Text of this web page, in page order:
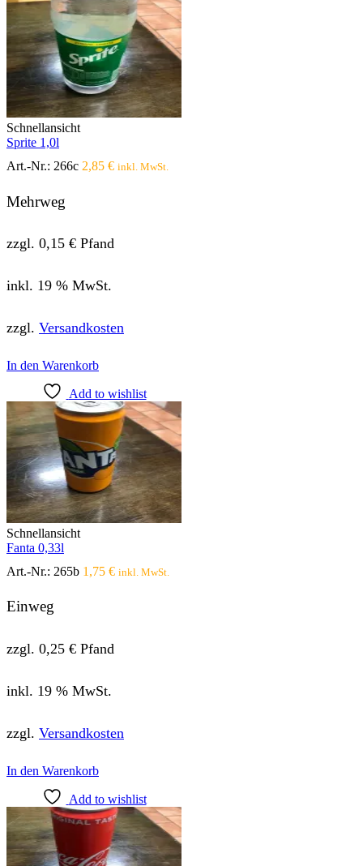
Schnellansicht
Sprite 1,0l
Art.-Nr.: 266c 2,85 € inkl. MwSt.
Mehrweg
zzgl. 0,15 € Pfand
inkl. 19 % MwSt.
zzgl. Versandkosten
In den Warenkorb
Add to wishlist
Schnellansicht
Fanta 0,33l
Art.-Nr.: 265b 1,75 € inkl. MwSt.
Einweg
zzgl. 0,25 € Pfand
inkl. 19 % MwSt.
zzgl. Versandkosten
In den Warenkorb
Add to wishlist